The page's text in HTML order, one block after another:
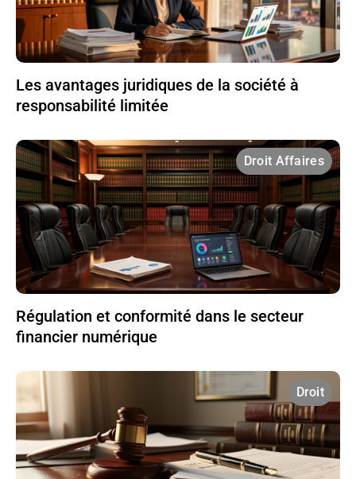
Les avantages juridiques de la société à
responsabilité limitée
Droit Affaires
Régulation et conformité dans le secteur
financier numérique
Droit